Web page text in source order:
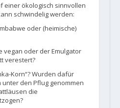
einer ökologisch sinnvollen
schwindelig werden:
oder (heimische)
vegan oder der Emulgator
verestert?
Korn“? Wurden dafür
den Pflug genommen
die